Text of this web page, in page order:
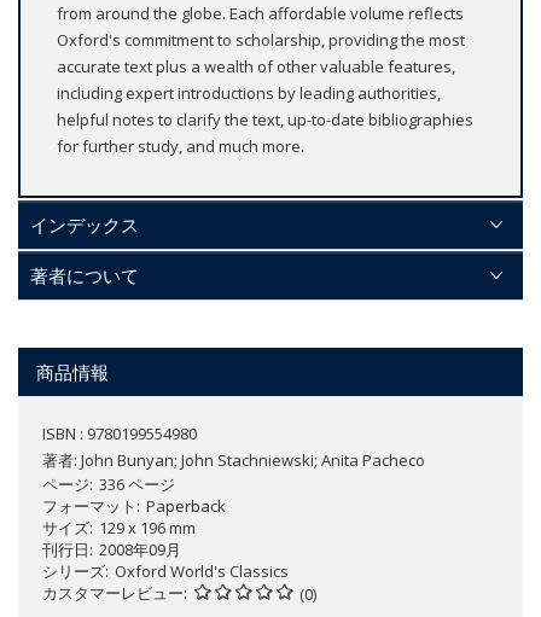
from around the globe. Each affordable volume reflects
Oxford's commitment to scholarship, providing the most
accurate text plus a wealth of other valuable features,
including expert introductions by leading authorities,
helpful notes to clarify the text, up-to-date bibliographies
for further study, and much more.
インデックス
著者について
商品情報
ISBN : 9780199554980
著者: John Bunyan; John Stachniewski; Anita Pacheco
ページ 336 ページ
フォーマット
Paperback
サイズ 129 x 196 mm
刊行日 2008年09月
シリーズ Oxford World's Classics
カスタマーレビュー
(0)